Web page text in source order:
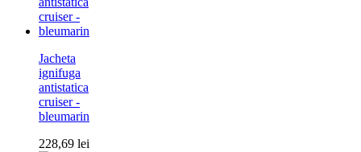
Jacheta
ignifuga
antistatica
cruiser -
bleumarin
228,69 lei